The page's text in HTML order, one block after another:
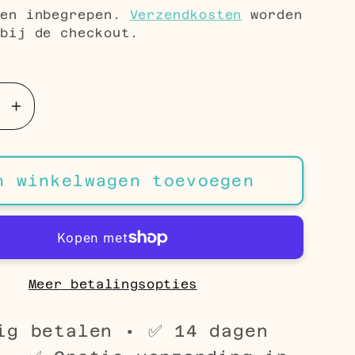
inbegrepen. Verzendkosten
worden
bij de checkout.
Aantal
verhogen
voor
Zilverkleurige
Helixpiercing
met
Zirkonia
Steentjes
winkelwagen toevoegen
Meer betalingsopties
betalen • ✅ 14 dagen